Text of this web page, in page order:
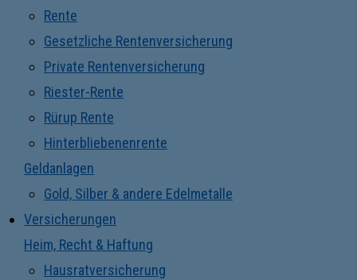
Rente
Gesetzliche Rentenversicherung
Private Rentenversicherung
Riester-Rente
Rürup Rente
Hinterbliebenenrente
Geldanlagen
Gold, Silber & andere Edelmetalle
Versicherungen
Heim, Recht & Haftung
Hausratversicherung